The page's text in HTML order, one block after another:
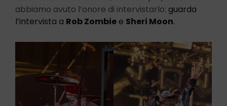
abbiamo avuto l’onore di intervistarlo: guarda
l’intervista a Rob Zombie e Sheri Moon.